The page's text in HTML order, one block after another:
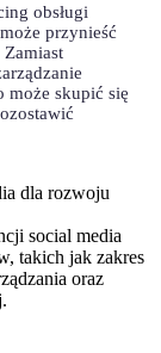
⁣obsługi
przynieść
Zamiast
może​ skupić się
dla ​rozwoju
social ⁤media
takich jak zakres
oraz